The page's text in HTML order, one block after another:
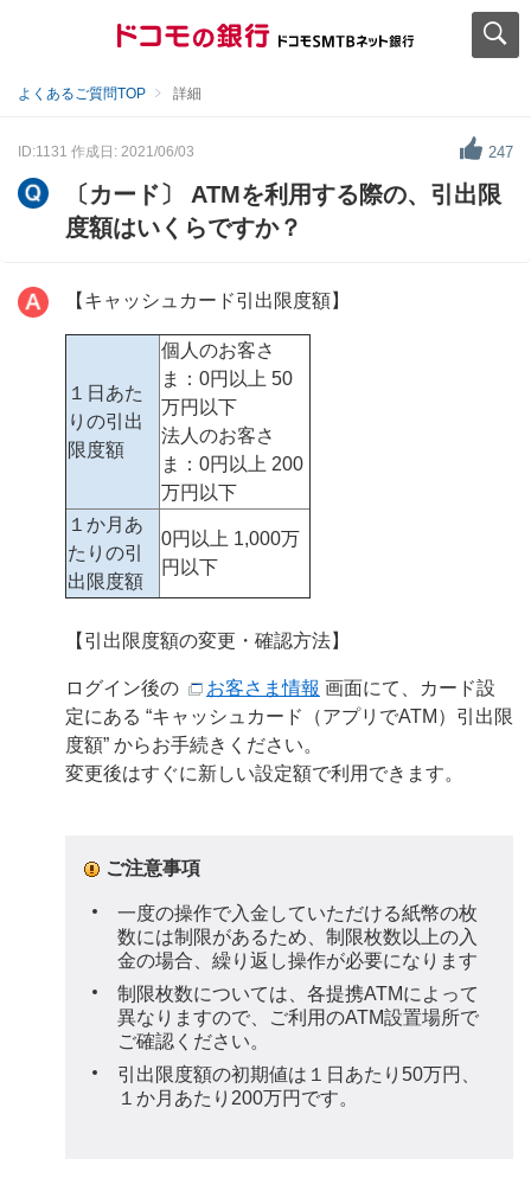
よくあるご質問TOP 詳細
ID:1131 作成日: 2021/06/03 247
〔カード〕 ATMを利用する際の、引出限
度額はいくらですか？
【キャッシュカード引出限度額】
１日あた
りの引出
限度額
個人のお客さ
ま：0円以上 50
万円以下
法人のお客さ
ま：0円以上 200
万円以下
１か月あ
たりの引
出限度額
0円以上 1,000万
円以下
【引出限度額の変更・確認方法】
ログイン後の お客さま情報 画面にて、カード設
定にある “キャッシュカード（アプリでATM）引出限
度額” からお手続きください。
変更後はすぐに新しい設定額で利用できます。
ご注意事項
一度の操作で入金していただける紙幣の枚
数には制限があるため、制限枚数以上の入
金の場合、繰り返し操作が必要になります
制限枚数については、各提携ATMによって
異なりますので、ご利用のATM設置場所で
ご確認ください。
引出限度額の初期値は１日あたり50万円、
１か月あたり200万円です。